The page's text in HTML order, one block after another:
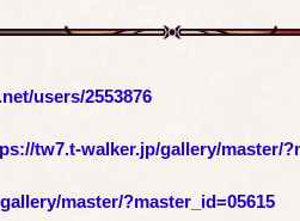
users/2553876
tw7.t-walker.jp/gallery/master/
master/?master_id=05615